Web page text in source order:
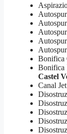
Bonifica
Bonifica
Castel
Canal Jet